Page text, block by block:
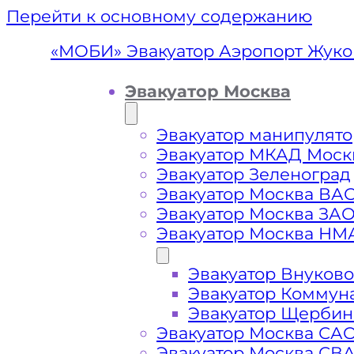
Перейти к основному содержанию
Эвакуатор
«МОБИ» Эвакуатор Аэропорт
Эвакуатор Москва
Эвакуатор
Эвакуатор МКАД
Эвакуатор Зеленоград
Эвакуатор Москва
Эвакуатор Москва
Эвакуатор Москва
Эвакуатор Внуково
Эвакуатор
Эвакуатор
Эвакуатор Москва